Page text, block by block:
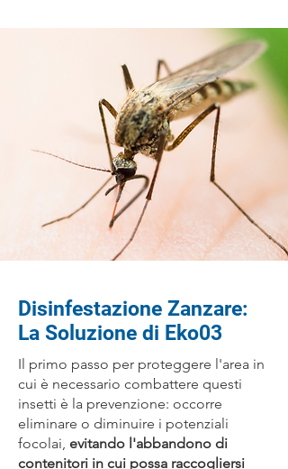
Disinfestazione Zanzare:
La Soluzione di Eko03
Il primo passo per proteggere l'area in
cui è necessario combattere questi
insetti è la prevenzione: occorre
eliminare o diminuire i potenziali
focolai, evitando l'abbandono di
contenitori in cui possa raccogliersi